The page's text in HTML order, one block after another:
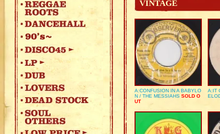
VINTAGE
A:CONFUSION IN A BABYLO
N / THE MESSIAHS SOLD O
UT
A:IT